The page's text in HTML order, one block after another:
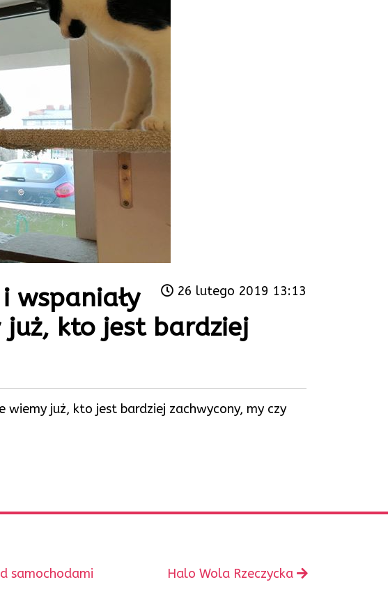
26 lutego 2019 13:13
wspaniały
kto jest bardziej
wiemy już, kto jest bardziej zachwycony, my czy
samochodami
Następny
Halo Wola Rzeczycka